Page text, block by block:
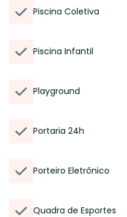
Piscina Coletiva
Piscina Infantil
Playground
Portaria 24h
Porteiro Eletrônico
Quadra de Esportes